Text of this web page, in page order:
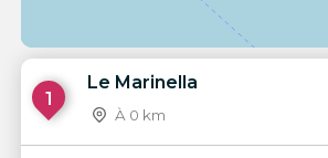
1
Le Marinella
À 0 km